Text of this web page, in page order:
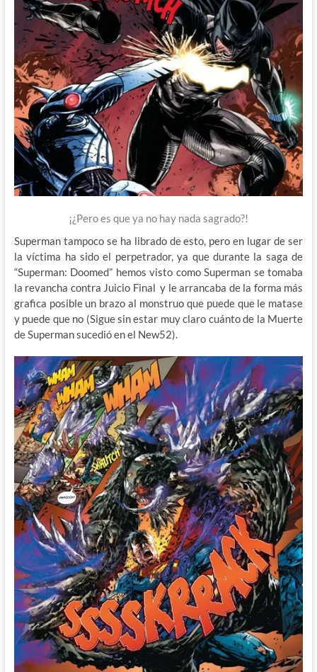
¡¿Pero es que ya no hay nada sagrado?!
Superman tampoco se ha librado de esto, pero en lugar de ser
la víctima ha sido el perpetrador, ya que durante la saga de
“Superman: Doomed” hemos visto como Superman se tomaba
la revancha contra Juicio Final y le arrancaba de la forma más
grafica posible un brazo al monstruo que puede que le matase
y puede que no (Sigue sin estar muy claro cuánto de la Muerte
de Superman sucedió en el New52).